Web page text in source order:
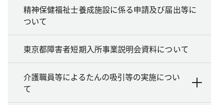
精神保健福祉士養成施設に係る申請及び届出等に
ついて
東京都障害者短期入所事業説明会資料について
介護職員等によるたんの吸引等の実施につい
て